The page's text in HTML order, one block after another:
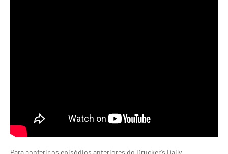
Para conferir os episódios anteriores do Drucker’s Daily,